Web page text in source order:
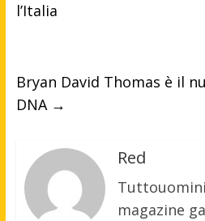
l’Italia
Bryan David Thomas è il
DNA →
Red
magazine